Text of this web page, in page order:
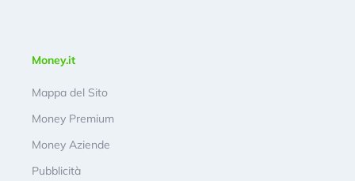
Money.it
Mappa del Sito
Money Premium
Money Aziende
Pubblicità